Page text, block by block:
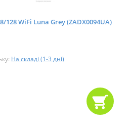
WiFi Luna Grey (ZADX0094UA)
На складі (1-3 дні)